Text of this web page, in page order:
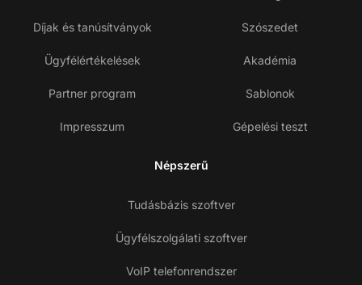
Díjak és tanúsítványok
Ügyfélértékelések
Partner program
Impresszum
Szószedet
Akadémia
Sablonok
Gépelési teszt
Népszerű
Tudásbázis szoftver
Ügyfélszolgálati szoftver
VoIP telefonrendszer